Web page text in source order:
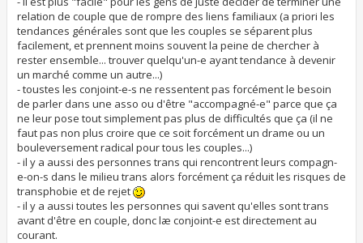
relation de couple que de rompre des liens familiaux (a priori les
tendances générales sont que les couples se séparent plus
facilement, et prennent moins souvent la peine de chercher à
rester ensemble... trouver quelqu'un-e ayant tendance à devenir
un marché comme un autre...)
- toustes les conjoint-e-s ne ressentent pas forcément le besoin
de parler dans une asso ou d'être "accompagné-e" parce que ça
ne leur pose tout simplement pas plus de difficultés que ça (il ne
faut pas non plus croire que ce soit forcément un drame ou un
bouleversement radical pour tous les couples...)
- il y a aussi des personnes trans qui rencontrent leurs compagn-
e-on-s dans le milieu trans alors forcément ça réduit les risques de
transphobie et de rejet
- il y a aussi toutes les personnes qui savent qu'elles sont trans
avant d'être en couple, donc læ conjoint-e est directement au
courant.